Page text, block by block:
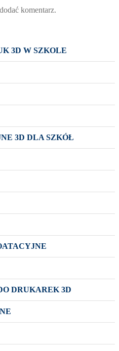
komentarz.
3D W SZKOLE
3D DLA SZKÓŁ
DRUKAREK 3D